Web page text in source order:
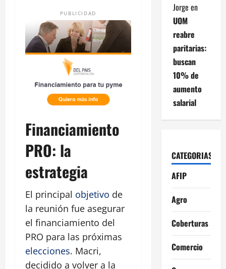
PUBLICIDAD
Financiamiento
PRO: la
estrategia
El principal objetivo de
la reunión fue asegurar
el financiamiento del
PRO para las próximas
elecciones. Macri,
decidido a volver a la
Jorge en
UOM
reabre
paritarias:
buscan
10% de
aumento
salarial
CATEGORIAS
AFIP
Agro
Coberturas
Comercio